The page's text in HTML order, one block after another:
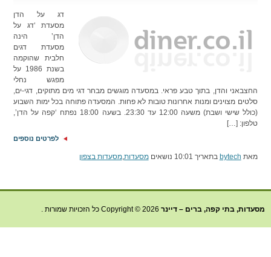
דג על הדן
מסעדת ‘דג על
הדן’ הינה
מסעדת דגים
חלבית שהוקמה
בשנת 1986 על
מפגש נחלי
החצבאני והדן, בתוך טבע פראי. במסעדה מוגשים מבחר דגי מים מתוקים, דגי-ים,
סלטים מצוינים ומנות אחרונות טובות לא פחות. המסעדה פתוחה בכל ימות השבוע
(כולל שישי ושבת) משעה 12:00 עד 23:30. בשעה 18:00 נפתח ‘קפה על הדן’,
טלפון: […]
לפרטים נוספים
מאת bytech בתאריך 10:01 נושאים מסעדות,מסעדות בצפון
מסעדות, בתי קפה, ברים – דיינר